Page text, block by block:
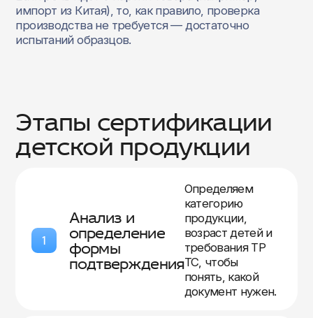
импорт из Китая), то, как правило, проверка
производства не требуется — достаточно
испытаний образцов.
Этапы сертификации
детской продукции
1
Анализ и
определение
формы
подтверждения
Определяем
категорию
продукции,
возраст детей и
требования ТР
ТС, чтобы
понять, какой
документ нужен.